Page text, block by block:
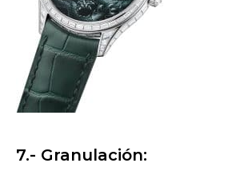
7.- Granulación: